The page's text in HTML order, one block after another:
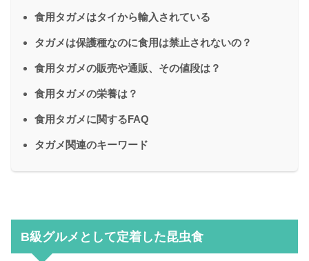
食用タガメはタイから輸入されている
タガメは保護種なのに食用は禁止されないの？
食用タガメの販売や通販、その値段は？
食用タガメの栄養は？
食用タガメに関するFAQ
タガメ関連のキーワード
B級グルメとして定着した昆虫食